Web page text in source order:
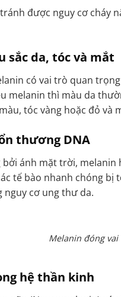
được nguy cơ cháy
sắc da, tóc và mắt
có vai trò quan
melanin thì màu da
tóc vàng hoặc đỏ và
thương DNA
ánh mặt trời, melanin
tế bào nhanh chóng
nguy cơ ung thư da.
Melanin đóng
hệ thần kinh